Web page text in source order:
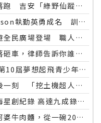
花蓮建商捲款落跑 吉安「綠野仙蹤」整棟2.6億將法拍
花蓮搜救犬Wilson執勤英勇成名 訓練意外墜落離世 消防局將為其立碑追思
壽豐咖啡香漫遊全民廣場登場 職人市集手作體驗品味慢活氛圍
颱風天招牌掉落砸車，律師告訴你誰該賠償
2023年花蓮縣第10屆夢想起飛青少年發明展 自強國中拿下第一名與第二名
災後堅守到最後一刻 「挖土機超人」因感染離世
大學獨立招生海星創紀錄 高達九成錄取國立大學 東華大學錄取21人 歷年最多
花蓮女中旁的阿婆牛肉麵，從一碗20元的牛肉湯開始到40年不變的人情味